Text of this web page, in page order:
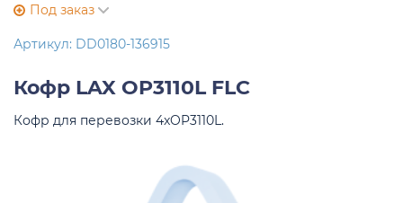
Под заказ
Артикул: DD0180-136915
Кофр LAX OP3110L FLC
Кофр для перевозки 4xOP3110L.